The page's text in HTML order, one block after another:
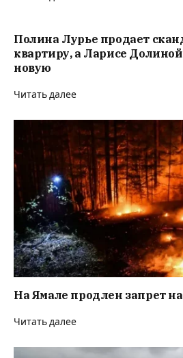
Полина Лурье продает
квартиру, а Ларисе
новую
Читать далее
На Ямале продлен запрет
Читать далее